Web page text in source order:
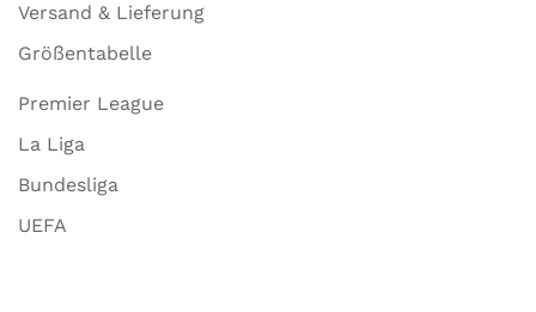
Versand & Lieferung
Größentabelle
Premier League
La Liga
Bundesliga
UEFA